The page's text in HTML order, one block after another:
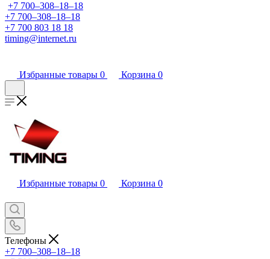
+7 700‒308‒18‒18
+7 700‒308‒18‒18
+7 700 803 18 18
timing@internet.ru
Избранные товары 0 Корзина 0
Избранные товары 0 Корзина 0
Телефоны
+7 700‒308‒18‒18